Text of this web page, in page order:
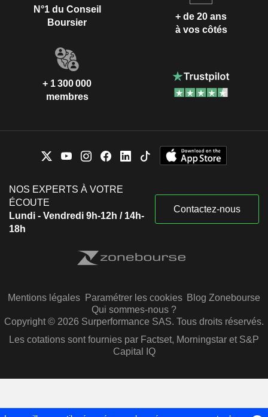
N°1 du Conseil
Boursier
+ de 20 ans
à vos côtés
+ 1 300 000
membres
NOS EXPERTS À VOTRE
ÉCOUTE
Lundi - Vendredi 9h-12h / 14h-
18h
Contactez-nous
Mentions légales Paramétrer les cookies Blog Zonebourse
Qui sommes-nous ?
Copyright © 2026 Surperformance SAS. Tous droits réservés.
Les cotations sont fournies par Factset, Morningstar et S&P
Capital IQ